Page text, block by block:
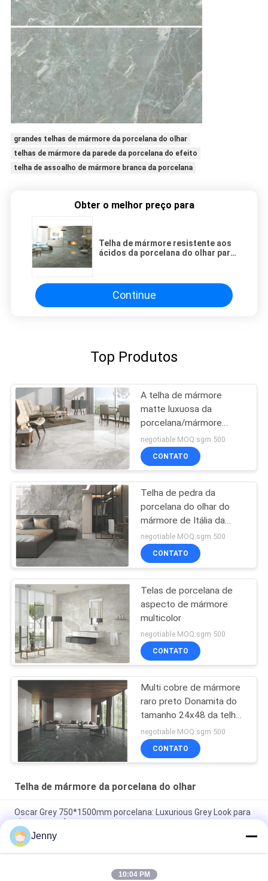
grandes telhas de mármore da porcelana do olhar
telhas de mármore da parede da porcelana do efeito
telha de assoalho de mármore branca da porcelana
Obter o melhor preço para
Telha de mármore resistente aos
ácidos da porcelana do olhar para
Continue
Top Produtos
A telha de mármore
matte luxuosa da
porcelana/mármore
bonito gosta do azulejo
negotiable MOQ:sgm 500
CONTATO
Telha de pedra da
porcelana do olhar do
mármore de Itália da
brecha com superfície
polonês/resíduo metálico
negotiable MOQ:sgm 500
CONTATO
Telas de porcelana de
aspecto de mármore
multicolor
negotiable MOQ:sgm 500
CONTATO
Multi cobre de mármore
raro preto Donamita do
tamanho 24x48 da telha
da porcelana do olhar
negotiable MOQ:sgm 500
CONTATO
Telha de mármore da porcelana do olhar
Oscar Grey 750*1500mm porcelana: Luxurious Grey Look para
pisos e paredes
Telha de porcelana cinza nuvem: 750*1500mm, 9,5mm de
espessura, acabamento de aspecto de mármore
Jenny
10:04 PM